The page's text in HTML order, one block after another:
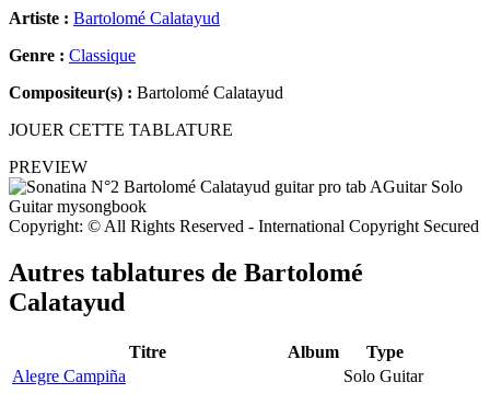
Artiste : Bartolomé Calatayud
Genre : Classique
Compositeur(s) : Bartolomé Calatayud
JOUER CETTE TABLATURE
PREVIEW
Copyright: © All Rights Reserved - International Copyright Secured
Autres tablatures de Bartolomé
Calatayud
Titre Album
Type
Alegre Campiña
Solo Guitar